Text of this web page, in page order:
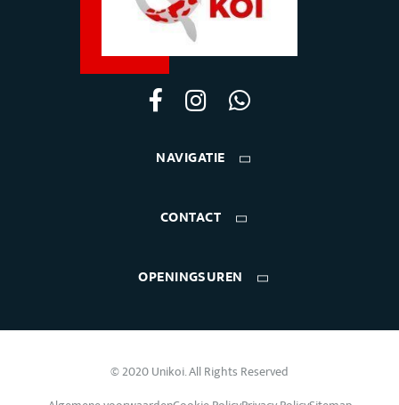
NAVIGATIE
CONTACT
OPENINGSUREN
© 2020 Unikoi. All Rights Reserved